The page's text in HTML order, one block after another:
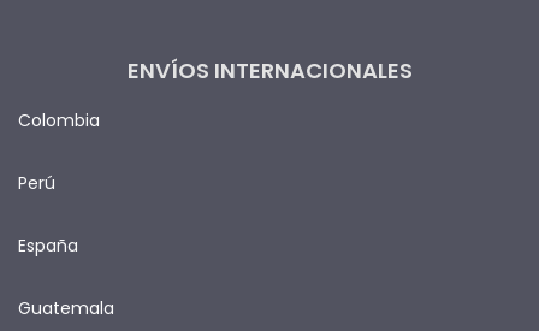
ENVÍOS INTERNACIONALES
Colombia
Perú
España
Guatemala